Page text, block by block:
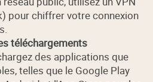
pour chiffrer votre connexion
téléchargements
des applications que
telles que le Google Play